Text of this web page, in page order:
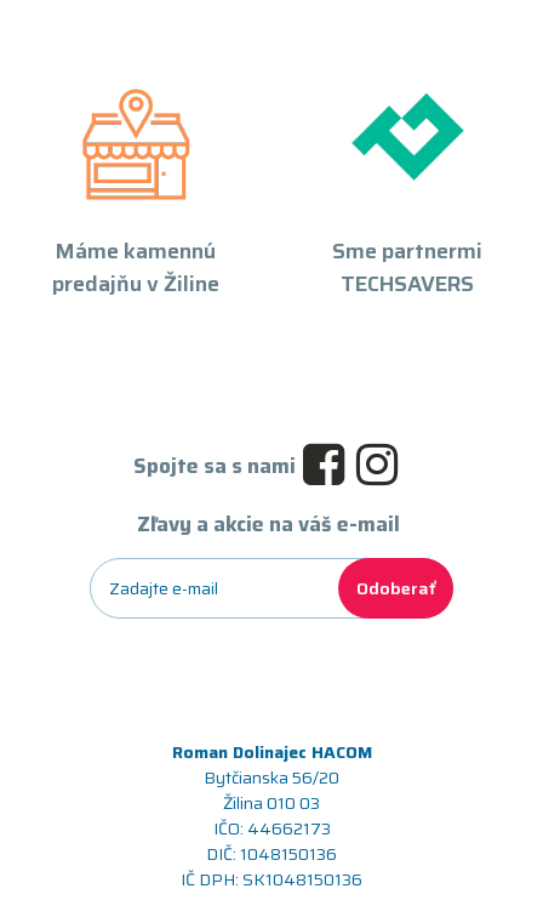
Máme kamennú
predajňu v Žiline
Sme partnermi
TECHSAVERS
Spojte sa s nami
Zľavy a akcie na váš e-mail
Odoberať
Roman Dolinajec HACOM
Bytčianska 56/20
Žilina 010 03
IČO: 44662173
DIČ: 1048150136
IČ DPH: SK1048150136